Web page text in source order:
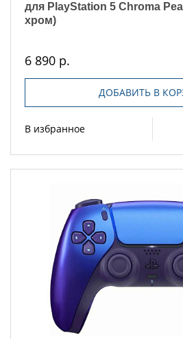
для PlayStation 5 Chroma
хром)
6 890 р.
ДОБАВИТЬ В
В избранное